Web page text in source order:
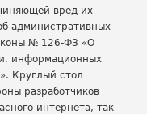
вред их
административных
№ 126-ФЗ «О
информационных
Круглый стол
разработчиков
интернета, так